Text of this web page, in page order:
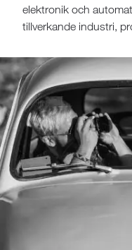
elektronik och
tillverkande industri,